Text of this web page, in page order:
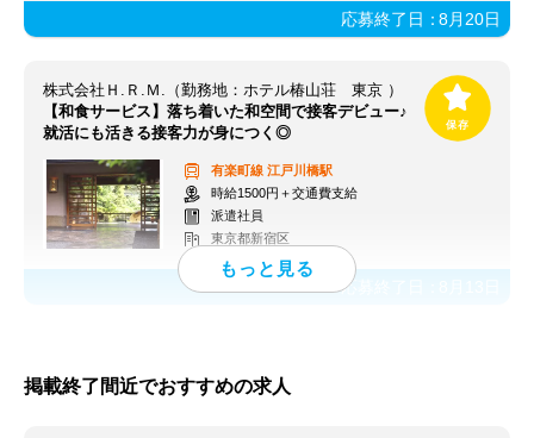
応募終了日：8月20日
株式会社Ｈ.Ｒ.Ｍ.（勤務地：ホテル椿山荘 東京 ）
【和食サービス】落ち着いた和空間で接客デビュー♪
就活にも活きる接客力が身につく◎
有楽町線 江戸川橋駅
時給1500円＋交通費支給
派遣社員
東京都新宿区
応募終了日：
掲載終了間近でおすすめの求人